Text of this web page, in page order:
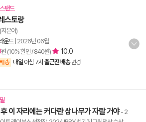
탠드
스토랑
(지은이)
운드| 2026년 06월
원 (10% 할인 / 840원) 10.0
송 내일 아침 7시 출근전 배송 변경
후 이 자리에는 커다란 삼나무가 자랄 거야 - 2